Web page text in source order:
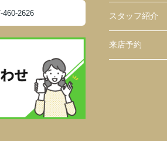
460-2626 スタッフ紹介
来店予約